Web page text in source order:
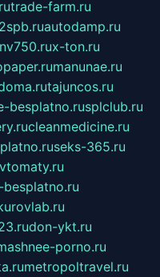
trade-farm.ru
autodamp.ru
nv750.rux-ton.ru
manunae.ru
tajuncos.ru
besplatno.rusplclub.ru
cleanmedicine.ru
seks-365.ru
don-ykt.ru
porno.ru
metropoltravel.ru